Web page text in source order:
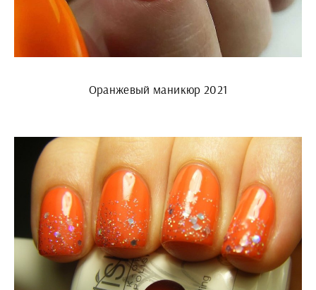
Оранжевый маникюр 2021